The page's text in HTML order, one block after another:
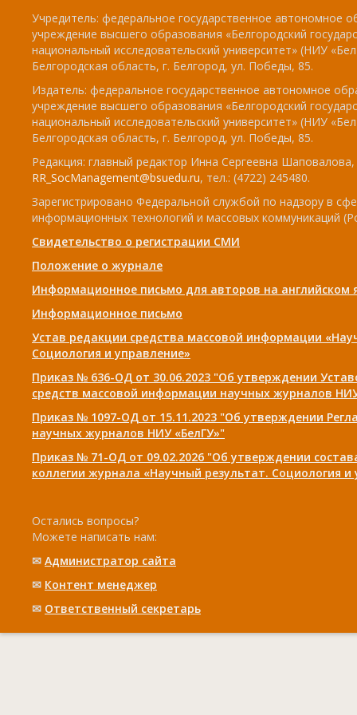
Учредитель: федеральное государственное автономное
учреждение высшего образования «Белгородский
национальный исследовательский университет» (НИУ
Белгородская область, г. Белгород, ул. Победы, 85.
Издатель: федеральное государственное автономное
учреждение высшего образования «Белгородский
национальный исследовательский университет» (НИУ
Белгородская область, г. Белгород, ул. Победы, 85.
Редакция: главный редактор Инна Сергеевна
RR_SocManagement@bsuedu.ru, тел.: (4722) 245480.
Зарегистрировано Федеральной службой по надзору в
информационных технологий и массовых коммуникаций
Свидетельство о регистрации СМИ
Положение о журнале
Информационное письмо для авторов на английском
Информационное письмо
Устав редакции средства массовой информации
Социология и управление»
Приказ № 636-ОД от 30.06.2023 "Об утверждении
средств массовой информации научных журналов
Приказ № 1097-ОД от 15.11.2023 "Об утверждении
научных журналов НИУ «БелГУ»"
Приказ № 71-ОД от 09.02.2026 "Об утверждении
коллегии журнала «Научный результат. Социология и
Остались вопросы?
Можете написать нам:
✉ Администратор сайта
✉ Контент менеджер
✉ Ответственный cекретарь